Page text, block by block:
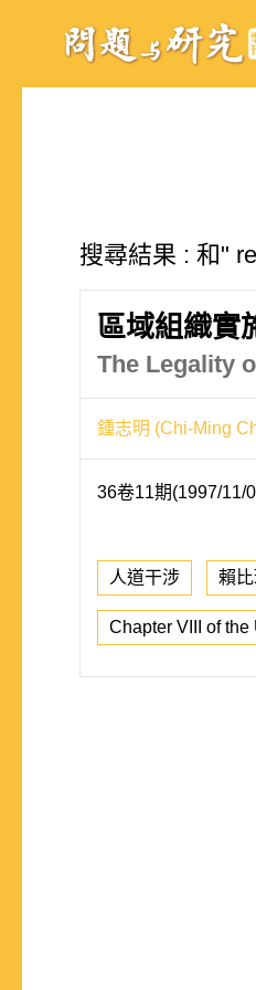
搜尋結果 : 和"
區域組織實
The Legality
鍾志明 (Chi-Ming
36卷11期(1997/11/
人道干涉 賴
Chapter VIII of the